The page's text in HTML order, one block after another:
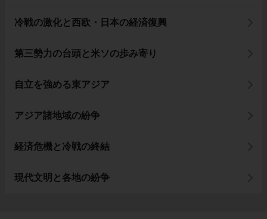
冷戦の激化と西欧・日本の経済復興
第三勢力の台頭と米ソの歩み寄り
自立を強める東アジア
アジア諸地域の紛争
経済危機と冷戦の終結
現代文明と各地の紛争